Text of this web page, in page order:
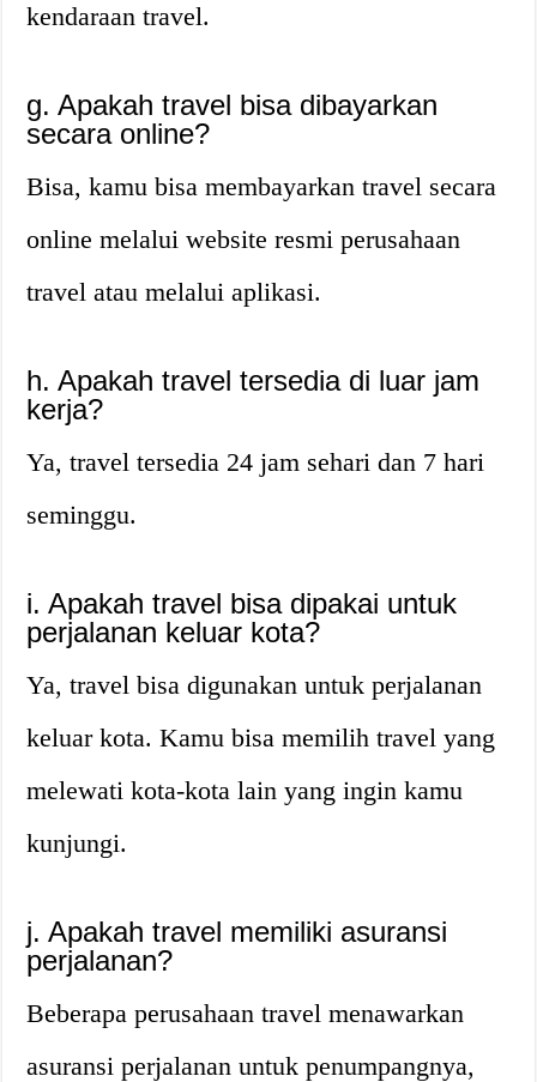
kendaraan travel.
g. Apakah travel bisa dibayarkan
secara online?
Bisa, kamu bisa membayarkan travel secara
online melalui website resmi perusahaan
travel atau melalui aplikasi.
h. Apakah travel tersedia di luar jam
kerja?
Ya, travel tersedia 24 jam sehari dan 7 hari
seminggu.
i. Apakah travel bisa dipakai untuk
perjalanan keluar kota?
Ya, travel bisa digunakan untuk perjalanan
keluar kota. Kamu bisa memilih travel yang
melewati kota-kota lain yang ingin kamu
kunjungi.
j. Apakah travel memiliki asuransi
perjalanan?
Beberapa perusahaan travel menawarkan
asuransi perjalanan untuk penumpangnya,